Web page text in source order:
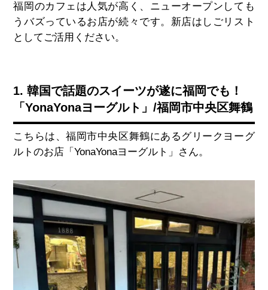
福岡のカフェは人気が高く、ニューオープンしても
うバズっているお店が続々です。新店はしごリスト
としてご活用ください。
1. 韓国で話題のスイーツが遂に福岡でも！
「YonaYonaヨーグルト」/福岡市中央区舞鶴
こちらは、福岡市中央区舞鶴にあるグリークヨーグ
ルトのお店「YonaYonaヨーグルト」さん。